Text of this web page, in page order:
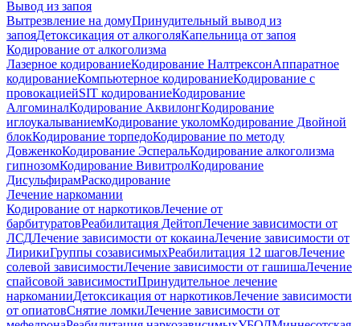
Вывод из запоя
Вытрезвление на домуПринудительный вывод из
запояДетоксикация от алкоголяКапельница от запоя
Кодирование от алкоголизма
Лазерное кодированиеКодирование НалтрексонАппаратное
кодированиеКомпьютерное кодированиеКодирование с
провокациейSIT кодированиеКодирование
АлгоминалКодирование АквилонгКодирование
иглоукалываниемКодирование уколомКодирование Двойной
блокКодирование торпедоКодирование по методу
ДовженкоКодирование ЭсперальКодирование алкоголизма
гипнозомКодирование ВивитролКодирование
ДисульфирамРаскодирование
Лечение наркомании
Кодирование от наркотиковЛечение от
барбитуратовРеабилитация ДейтопЛечение зависимости от
ЛСДЛечение зависимости от кокаинаЛечение зависимости от
ЛирикиГруппы созависимыхРеабилитация 12 шаговЛечение
солевой зависимостиЛечение зависимости от гашишаЛечение
спайсовой зависимостиПринудительное лечение
наркоманииДетоксикация от наркотиковЛечение зависимости
от опиатовСнятие ломкиЛечение зависимости от